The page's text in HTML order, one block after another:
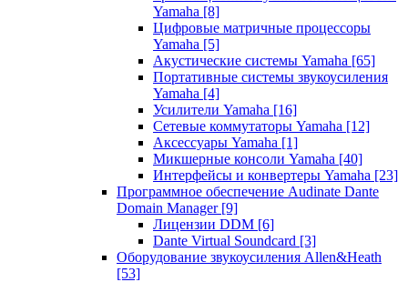
Yamaha [8]
Цифровые матричные процессоры
Yamaha [5]
Акустические системы Yamaha [65]
Портативные системы звукоусиления
Yamaha [4]
Усилители Yamaha [16]
Сетевые коммутаторы Yamaha [12]
Аксессуары Yamaha [1]
Микшерные консоли Yamaha [40]
Интерфейсы и конвертеры Yamaha [23]
Программное обеспечение Audinate Dante
Domain Manager [9]
Лицензии DDM [6]
Dante Virtual Soundcard [3]
Оборудование звукоусиления Allen&Heath
[53]